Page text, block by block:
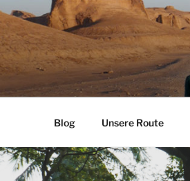
Zum
Inhalt
springen
Blog Unsere Route